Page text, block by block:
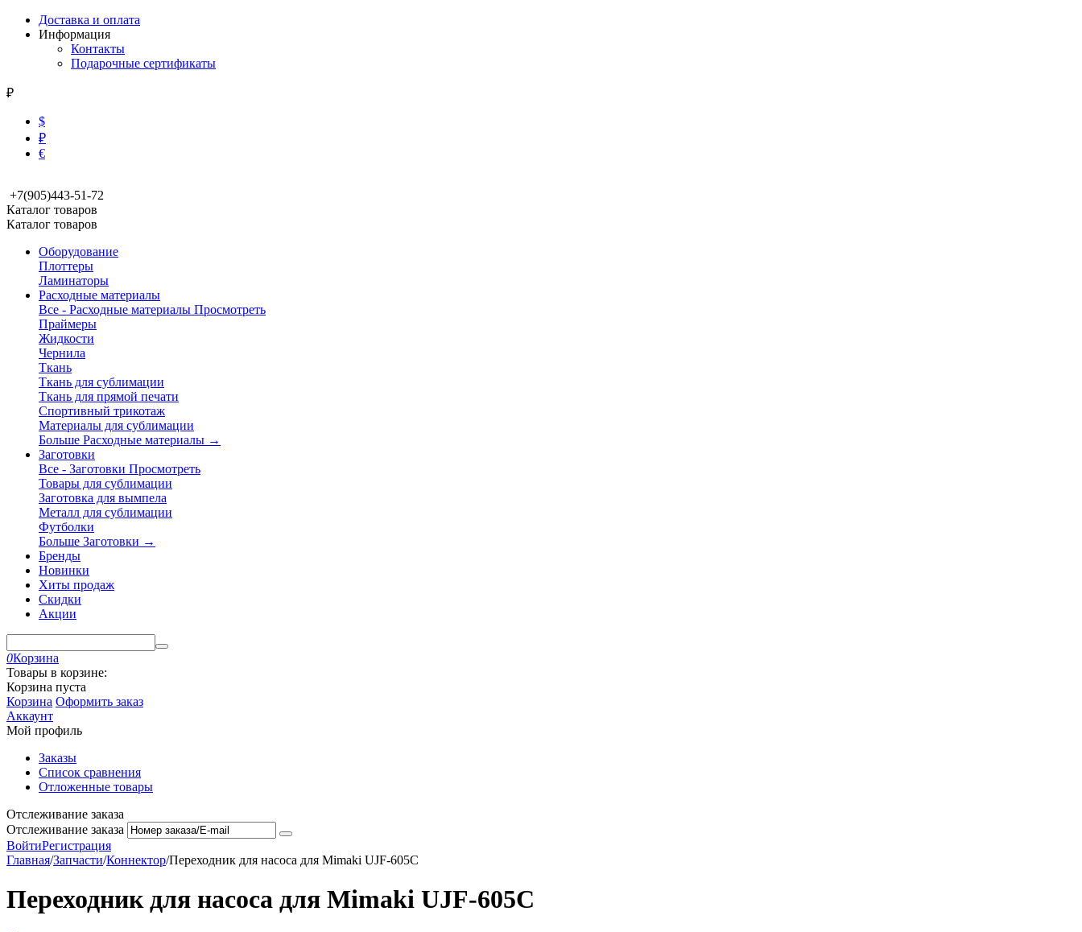
Доставка и оплата
Информация
Контакты
Подарочные сертификаты
₽
$
₽
€
+7(905)443-51-72
Каталог товаров
Каталог товаров
Оборудование
Плоттеры
Ламинаторы
Расходные материалы
Все - Расходные материалы Просмотреть
Праймеры
Жидкости
Чернила
Ткань
Ткань для сублимации
Ткань для прямой печати
Спортивный трикотаж
Материалы для сублимации
Больше Расходные материалы →
Заготовки
Все - Заготовки Просмотреть
Товары для сублимации
Заготовка для вымпела
Металл для сублимации
Футболки
Больше Заготовки →
Бренды
Новинки
Хиты продаж
Скидки
Акции
0Корзина
Товары в корзине:
Корзина пуста
Корзина Оформить заказ
Аккаунт
Мой профиль
Заказы
Список сравнения
Отложенные товары
Отслеживание заказа
Отслеживание заказа
ВойтиРегистрация
Главная/Запчасти/Коннектор/Переходник для насоса для Mimaki UJF-605C
Переходник для насоса для Mimaki UJF-605C